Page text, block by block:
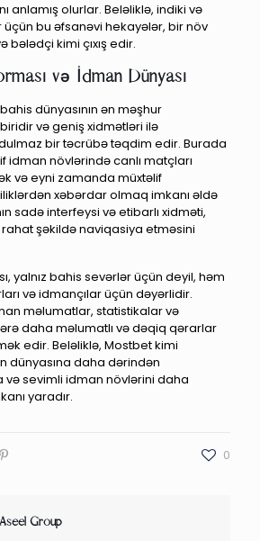
anlamış olurlar. Beləliklə, indiki və
bu əfsanəvi hekayələr, bir növ
bələdçi kimi çıxış edir.
və İdman Dünyası
dünyasının ən məşhur
və geniş xidmətləri ilə
bir təcrübə təqdim edir. Burada
idman növlərində canlı matçları
və eyni zamanda müxtəlif
xəbərdar olmaq imkanı əldə
sadə interfeysi və etibarlı xidməti,
şəkildə naviqasiya etməsini
yalnız bahis sevərlər üçün deyil, həm
və idmançılar üçün dəyərlidir.
məlumatlar, statistikalar və
daha məlumatlı və dəqiq qərarlar
edir. Beləliklə, Mostbet kimi
dünyasına daha dərindən
sevimli idman növlərini daha
yaradır.
0
Aseel Group